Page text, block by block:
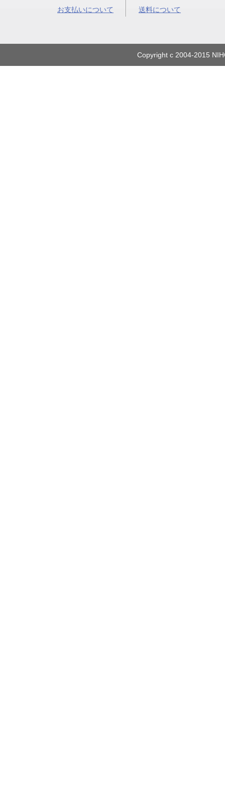
お支払いについて
送料について
Copyright c 2004-2015